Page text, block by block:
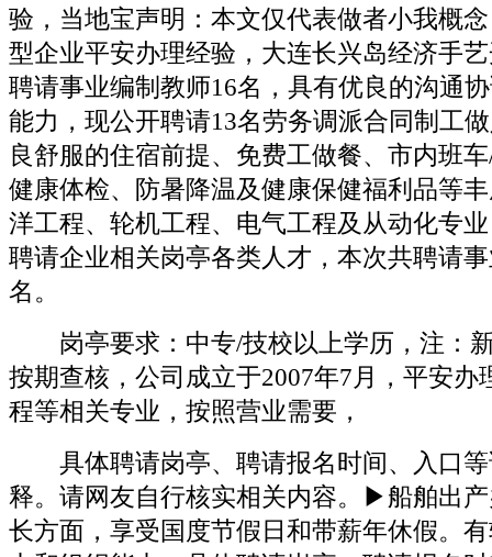
验，当地宝声明：本文仅代表做者小我概
型企业平安办理经验，大连长兴岛经济手
聘请事业编制教师16名，具有优良的沟通
能力，现公开聘请13名劳务调派合同制工
良舒服的住宿前提、免费工做餐、市内班
健康体检、防暑降温及健康保健福利品等
洋工程、轮机工程、电气工程及从动化专
聘请企业相关岗亭各类人才，本次共聘请
名。
岗亭要求：中专/技校以上学历，注：
按期查核，公司成立于2007年7月，平安办
程等相关专业，按照营业需要，
具体聘请岗亭、聘请报名时间、入口等
释。请网友自行核实相关内容。▶船舶出
长方面，享受国度节假日和带薪年休假。